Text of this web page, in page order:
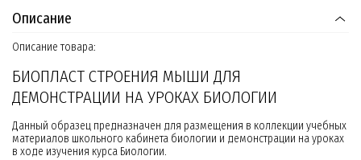
Описание
Описание товара:
БИОПЛАСТ СТРОЕНИЯ МЫШИ ДЛЯ
ДЕМОНСТРАЦИИ НА УРОКАХ БИОЛОГИИ
Данный образец предназначен для размещения в коллекции учебных
материалов школьного кабинета биологии и демонстрации на уроках
в ходе изучения курса Биологии.